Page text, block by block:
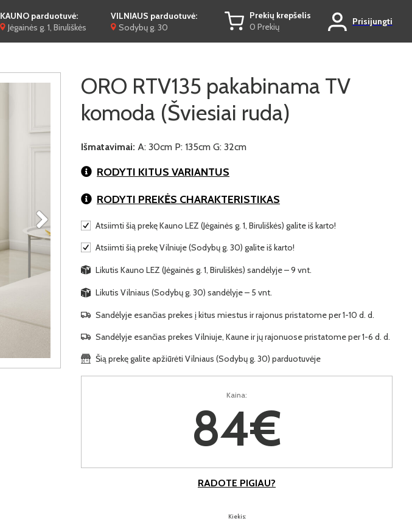
KAUNO parduotuvė:
Jėgainės g. 1, Biruliškės
VILNIAUS parduotuvė:
Sodybų g. 30
Prekių krepšelis
0 Prekių
Prisijungti
ORO RTV135 pakabinama TV
komoda (Šviesiai ruda)
Išmatavimai: A: 30cm P: 135cm G: 32cm
RODYTI KITUS VARIANTUS
RODYTI PREKĖS CHARAKTERISTIKAS
Atsiimti šią prekę Kauno LEZ (Jėgainės g. 1, Biruliškės) galite iš karto!
Atsiimti šią prekę Vilniuje (Sodybų g. 30) galite iš karto!
Likutis Kauno LEZ (Jėgainės g. 1, Biruliškės) sandėlyje – 9 vnt.
Likutis Vilniaus (Sodybų g. 30) sandėlyje – 5 vnt.
Sandėlyje esančias prekes į kitus miestus ir rajonus pristatome per 1-10 d. d.
Sandėlyje esančias prekes Vilniuje, Kaune ir jų rajonuose pristatome per 1-6 d. d.
Šią prekę galite apžiūrėti Vilniaus (Sodybų g. 30) parduotuvėje
Kaina:
84€
RADOTE PIGIAU?
Kiekis: